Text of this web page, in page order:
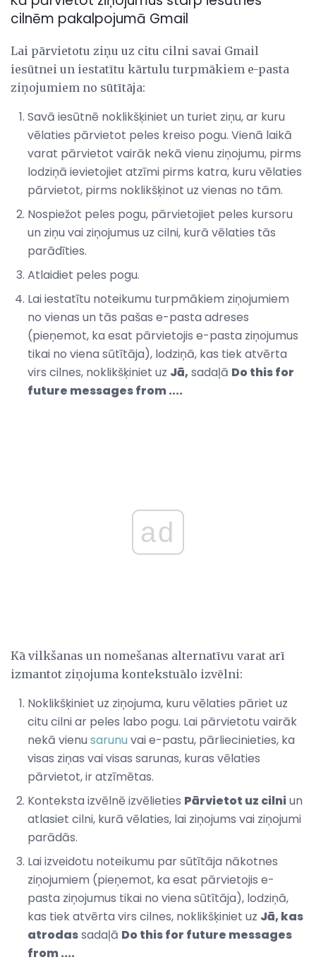
cilnēm pakalpojumā Gmail
Lai pārvietotu ziņu uz citu cilni savai Gmail
iesūtnei un iestatītu kārtulu turpmākiem e-pasta
ziņojumiem no sūtītāja:
Savā iesūtnē noklikšķiniet un turiet ziņu, ar kuru
vēlaties pārvietot peles kreiso pogu. Vienā laikā
varat pārvietot vairāk nekā vienu ziņojumu, pirms
lodziņā ievietojiet atzīmi pirms katra, kuru vēlaties
pārvietot, pirms noklikšķinot uz vienas no tām.
Nospiežot peles pogu, pārvietojiet peles kursoru
un ziņu vai ziņojumus uz cilni, kurā vēlaties tās
parādīties.
Atlaidiet peles pogu.
Lai iestatītu noteikumu turpmākiem ziņojumiem
no vienas un tās pašas e-pasta adreses
(pieņemot, ka esat pārvietojis e-pasta ziņojumus
tikai no viena sūtītāja), lodziņā, kas tiek atvērta
virs cilnes, noklikšķiniet uz Jā, sadaļā Do this for
future messages from ....
ad
Kā vilkšanas un nomešanas alternatīvu varat arī
izmantot ziņojuma kontekstuālo izvēlni:
Noklikšķiniet uz ziņojuma, kuru vēlaties pāriet uz
citu cilni ar peles labo pogu. Lai pārvietotu vairāk
nekā vienu sarunuvai e-pastu, pārliecinieties, ka
visas ziņas vai visas sarunas, kuras vēlaties
pārvietot, ir atzīmētas.
Konteksta izvēlnē izvēlieties Pārvietot uz cilniun
atlasiet cilni, kurā vēlaties, lai ziņojums vai ziņojumi
parādās.
Lai izveidotu noteikumu par sūtītāja nākotnes
ziņojumiem (pieņemot, ka esat pārvietojis e-
pasta ziņojumus tikai no viena sūtītāja), lodziņā,
kas tiek atvērta virs cilnes, noklikšķiniet uz Jā, kas
atrodassadaļā Do this for future messages
from ....